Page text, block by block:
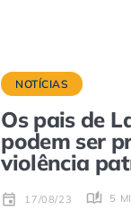
NOTÍCIAS
Os pais de
podem ser
violência
17/08/23 5